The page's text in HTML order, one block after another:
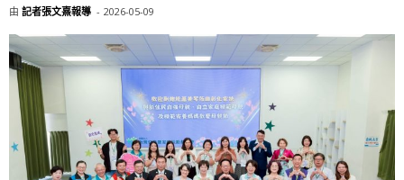
由 記者張文熹報導 - 2026-05-09